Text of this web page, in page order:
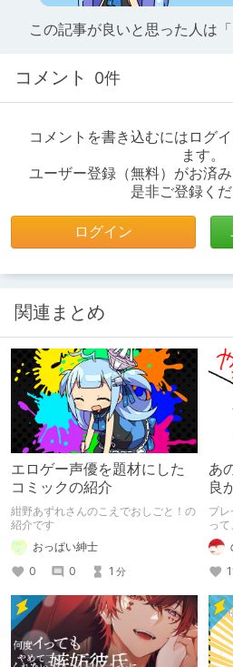
この記事が良いと思った人は
コメント 0件
コメントを書き込むにはログ
ます。
ユーザー登録（無料）がお済
是非ご登録くだ
ログイン
関連まとめ
エロゲー声優を題材にした
コミックの紹介
紺野あずれさんのこえでおしごと！の
紹介です
おっぱい紳士
0
0 1 分
あ
良
プ
っ
し
て欲
す。